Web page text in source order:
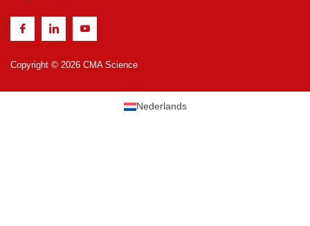
Copyright © 2026 CMA Science
Nederlands